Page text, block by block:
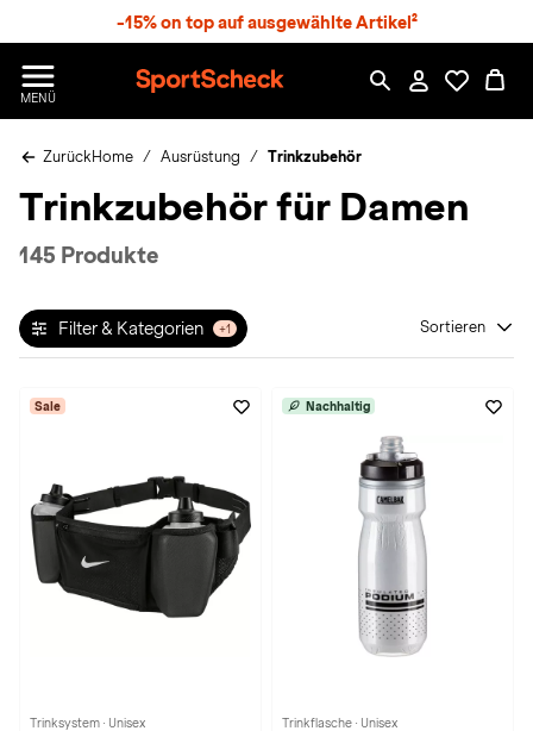
-15% on top auf ausgewählte Artikel²
MENÜ
p
r
S
h
k
ZurückHome Ausrüstung Trinkzubehör
Trinkzubehör für Damen
145 Produkte
Filter & Kategorien +1 Sortieren
Sale
Trinksystem · Unisex
Nachhaltig
Trinkflasche · Unisex